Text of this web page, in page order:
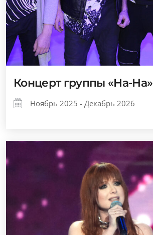
Концерт группы «На-На»
Ноябрь 2025 - Декабрь 2026